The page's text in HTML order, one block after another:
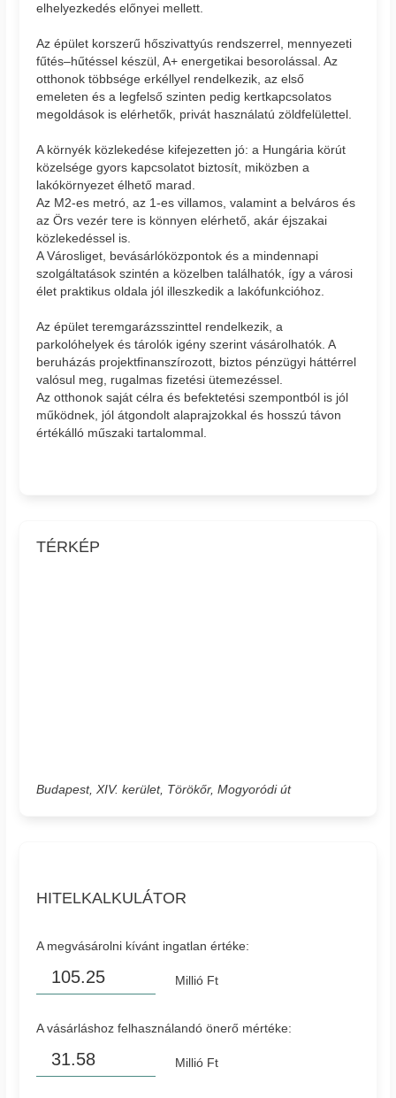
elhelyezkedés előnyei mellett.
Az épület korszerű hőszivattyús rendszerrel, mennyezeti
fűtés–hűtéssel készül, A+ energetikai besorolással. Az
otthonok többsége erkéllyel rendelkezik, az első
emeleten és a legfelső szinten pedig kertkapcsolatos
megoldások is elérhetők, privát használatú zöldfelülettel.
A környék közlekedése kifejezetten jó: a Hungária körút
közelsége gyors kapcsolatot biztosít, miközben a
lakókörnyezet élhető marad.
Az M2-es metró, az 1-es villamos, valamint a belváros és
az Örs vezér tere is könnyen elérhető, akár éjszakai
közlekedéssel is.
A Városliget, bevásárlóközpontok és a mindennapi
szolgáltatások szintén a közelben találhatók, így a városi
élet praktikus oldala jól illeszkedik a lakófunkcióhoz.
Az épület teremgarázsszinttel rendelkezik, a
parkolóhelyek és tárolók igény szerint vásárolhatók. A
beruházás projektfinanszírozott, biztos pénzügyi háttérrel
valósul meg, rugalmas fizetési ütemezéssel.
Az otthonok saját célra és befektetési szempontból is jól
működnek, jól átgondolt alaprajzokkal és hosszú távon
értékálló műszaki tartalommal.
TÉRKÉP
Budapest, XIV. kerület, Törökőr, Mogyoródi út
HITELKALKULÁTOR
A megvásárolni kívánt ingatlan értéke:
Millió Ft
A vásárláshoz felhasználandó önerő mértéke:
Millió Ft